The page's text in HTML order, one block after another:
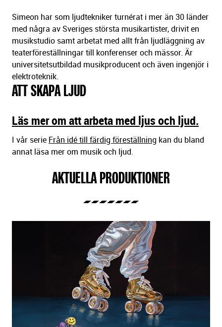
Simeon har som ljudtekniker turnérat i mer än 30 länder
med några av Sveriges största musikartister, drivit en
musikstudio samt arbetat med allt från ljudläggning av
teaterföreställningar till konferenser och mässor. Är
universitetsutbildad musikproducent och även ingenjör i
elektroteknik.
ATT SKAPA LJUD
Läs mer om att arbeta med ljus och ljud.
I vår serie Från idé till färdig föreställning kan du bland
annat läsa mer om musik och ljud.
AKTUELLA PRODUKTIONER